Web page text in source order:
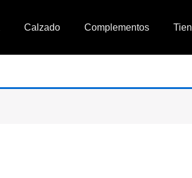
Calzado Complementos